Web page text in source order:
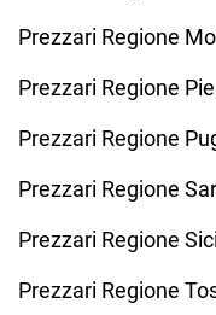
Prezzari Regione
Prezzari Regione
Prezzari Regione
Prezzari Regione
Prezzari Regione
Prezzari Regione